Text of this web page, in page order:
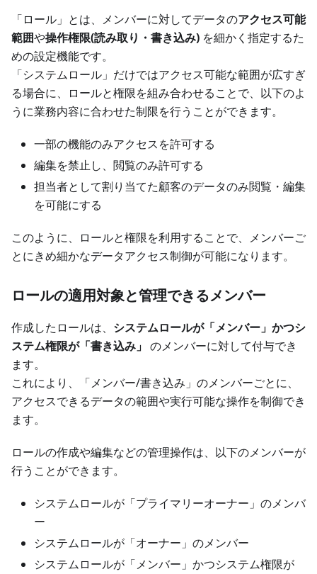
「ロール」とは、メンバーに対してデータのアクセス可能
範囲や操作権限(読み取り・書き込み) を細かく指定するた
めの設定機能です。
「システムロール」だけではアクセス可能な範囲が広すぎ
る場合に、ロールと権限を組み合わせることで、以下のよ
うに業務内容に合わせた制限を行うことができます。
一部の機能のみアクセスを許可する
編集を禁止し、閲覧のみ許可する
担当者として割り当てた顧客のデータのみ閲覧・編集
を可能にする
このように、ロールと権限を利用することで、メンバーご
とにきめ細かなデータアクセス制御が可能になります。
ロールの適用対象と管理できるメンバー
作成したロールは、 システムロールが「メンバー」かつシ
ステム権限が「書き込み」 のメンバーに対して付与でき
ます。
これにより、「メンバー/書き込み」のメンバーごとに、
アクセスできるデータの範囲や実行可能な操作を制御でき
ます。
ロールの作成や編集などの管理操作は、以下のメンバーが
行うことができます。
システムロールが「プライマリーオーナー」のメンバ
ー
システムロールが「オーナー」のメンバー
システムロールが「メンバー」かつシステム権限が